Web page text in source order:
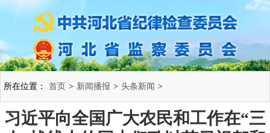
所在位置： 首页 > 新闻播报 > 头条新闻 >
习近平向全国广大农民和工作在“三